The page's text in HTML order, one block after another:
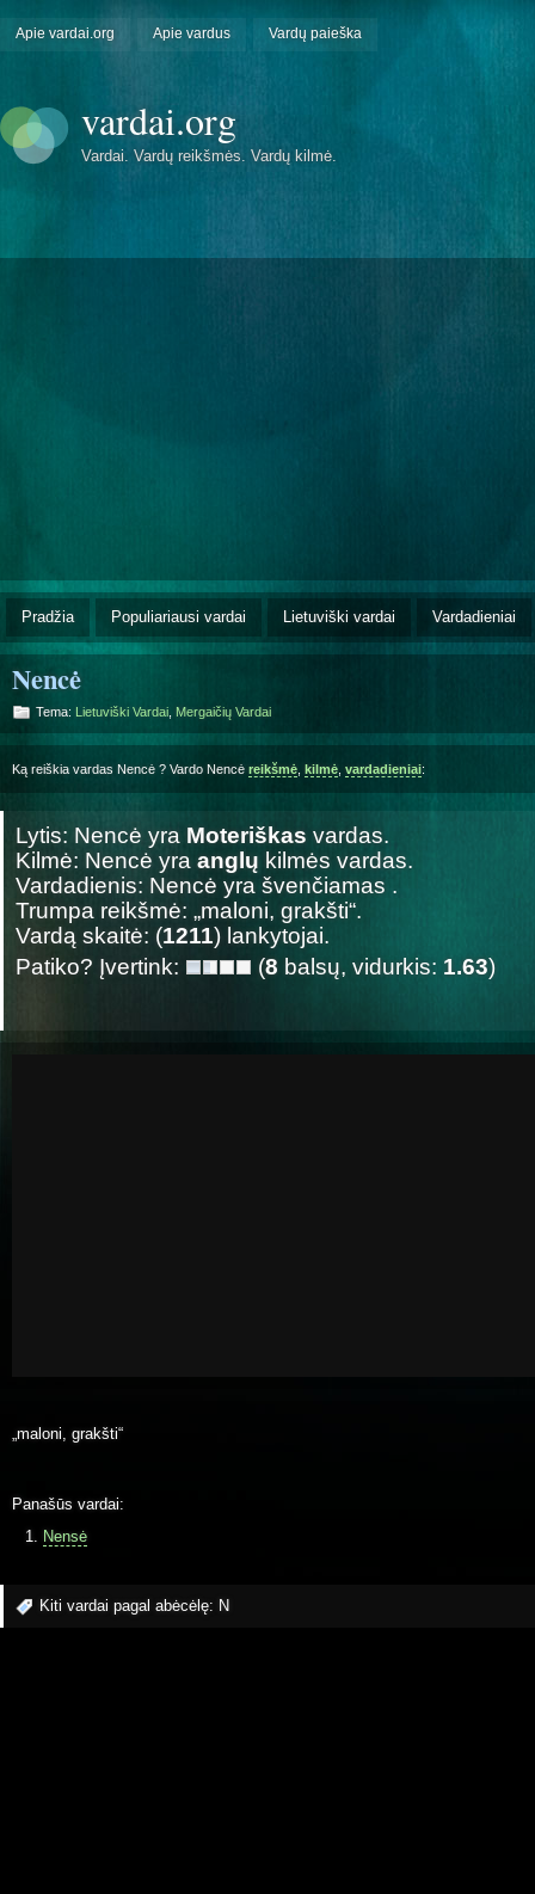
Apie vardai.org Apie vardus Vardų paieška
vardai.org
Vardai. Vardų reikšmės. Vardų kilmė.
Pradžia Populiariausi vardai Lietuviški vardai Vardadieniai
Nencė
Tema: Lietuviški Vardai Mergaičių Vardai
Ką reiškia vardas Nencė ? Vardo Nencė reikšmė kilmė vardadieniai:
Lytis: Nencė yra Moteriškas vardas.
Kilmė: Nencė yra anglų kilmės vardas.
Vardadienis: Nencė yra švenčiamas .
Trumpa reikšmė: „maloni, grakšti“.
Vardą skaitė: (1211) lankytojai.
Patiko? Įvertink:
(8 balsų, vidurkis: 1.63)
„maloni, grakšti“
Panašūs vardai:
Nensė
Kiti vardai pagal abėcėlę: N